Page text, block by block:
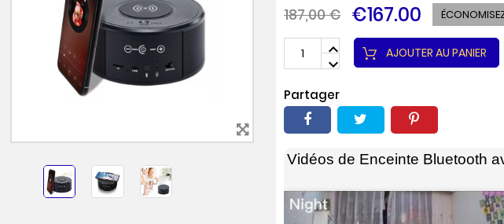
187,00 € €167.00
AJOUTER AU PANIER
Partager
Vidéos de Enceinte Bluetooth